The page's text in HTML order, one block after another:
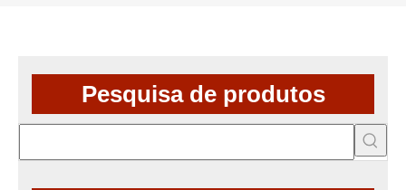
Pesquisa de produtos